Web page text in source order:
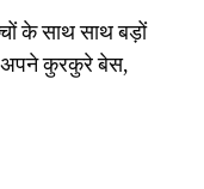
के साथ साथ बड़ों
अपने कुरकुरे बेस,